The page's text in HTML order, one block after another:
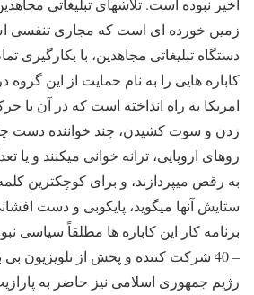
زمین خورده ای است که مجاری
دستگاه تبلیغاتی مجاهدین، با بکارگیری
کاباره هایی را به نام حمایت از این گروه
امریکا به راه انداخته است که در آن با
زدن و سوت کشیدن، چند خواننده دست
روهای اروپایی، ترانه خوانی میکنند و یا
به رقص میپردازند، و برای کوچکترین
ستایش آنها میگوید، پایکوبی و دست
– 40 شرکت کننده و پخش از تلویزیون
رژیم جمهوری اسلامی نیز حاضر به